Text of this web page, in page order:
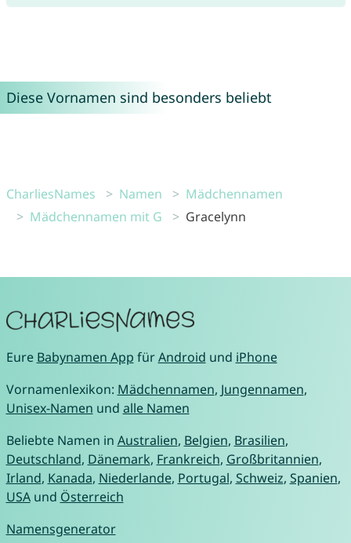
Diese Vornamen sind besonders beliebt
CharliesNames Namen
Mädchennamen
Mädchennamen mit G
Gracelynn
Eure Babynamen App fürAndroid und iPhone
Vornamenlexikon: Mädchennamen, Jungennamen,
Unisex-Namen und alle Namen
Beliebte Namen in Australien, Belgien, Brasilien,
Deutschland, Dänemark, Frankreich, Großbritannien,
Irland, Kanada, Niederlande, Portugal, Schweiz, Spanien,
USAund Österreich
Namensgenerator